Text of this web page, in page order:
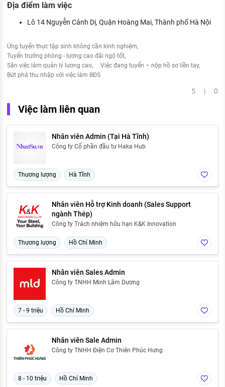
Địa điểm làm việc
Lô 14 Nguyễn Cảnh Dị, Quận Hoàng Mai, Thành phố Hà Nội
Ứng tuyển thực tập sinh không cần kinh nghiệm
Tuyển trưởng phòng - lương cao đãi ngộ tốt
Săn việc làm quản lý lương cao
Việc đang tuyển – nộp hồ sơ liền tay
Bứt phá thu nhập với việc làm BĐS
5 | 0
Việc làm liên quan
Nhân viên Admin (Tại Hà Tĩnh)
Công ty Cổ phần đầu tư Haka Hub
Thương lượng Hà Tĩnh
Nhân viên Hỗ trợ Kinh doanh (Sales Support
ngành Thép)
Công ty Trách nhiệm hữu hạn K&K Innovation
Thương lượng Hồ Chí Minh
Nhân viên Sales Admin
Công ty TNHH Minh Lâm Dương
7 - 9 triệu Hồ Chí Minh
Nhân viên Sale Admin
Công ty TNHH Điện Cơ Thiên Phúc Hưng
8 - 10 triệu Hồ Chí Minh